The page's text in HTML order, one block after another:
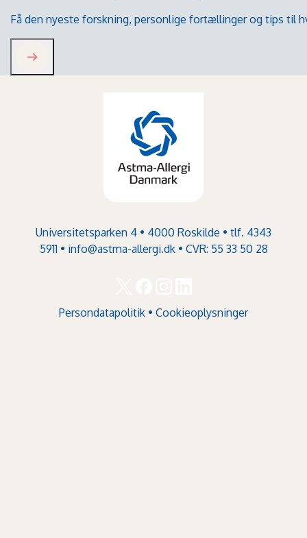
Få den nyeste forskning, personlige fortællinger og tips til
Universitetsparken 4 • 4000 Roskilde • tlf. 4343
5911 • info@astma-allergi.dk• CVR: 55 33 50 28
Persondatapolitik • Cookieoplysninger